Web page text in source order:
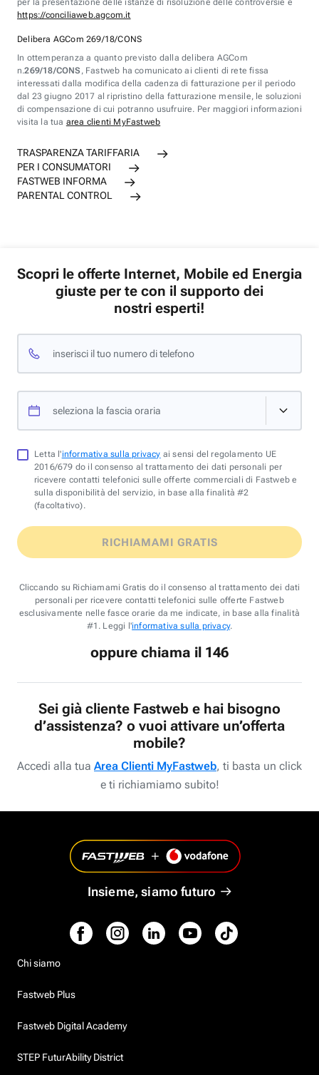
per la presentazione delle istanze di risoluzione delle controversie è
https://conciliaweb.agcom.it
Delibera AGCom 269/18/CONS
In ottemperanza a quanto previsto dalla delibera AGCom
n.269/18/CONS , Fastweb ha comunicato ai clienti di rete fissa
interessati dalla modifica della cadenza di fatturazione per il periodo
dal 23 giugno 2017 al ripristino della fatturazione mensile, le soluzioni
di compensazione di cui potranno usufruire. Per maggiori informazioni
visita la tua area clienti MyFastweb
TRASPARENZA TARIFFARIA
PER I CONSUMATORI
FASTWEB INFORMA
PARENTAL CONTROL
Scopri le offerte Internet, Mobile ed Energia
giuste per te con il supporto dei
nostri esperti!
inserisci il tuo numero di telefono
seleziona la fascia oraria
Letta l'informativa sulla privacy ai sensi del regolamento UE
2016/679 do il consenso al trattamento dei dati personali per
ricevere contatti telefonici sulle offerte commerciali di Fastweb e
sulla disponibilità del servizio, in base alla finalità #2
(facoltativo).
RICHIAMAMI GRATIS
Cliccando su Richiamami Gratis do il consenso al trattamento dei dati
personali per ricevere contatti telefonici sulle offerte Fastweb
esclusivamente nelle fasce orarie da me indicate, in base alla finalità
#1. Leggi l'informativa sulla privacy.
oppure chiama il 146
Sei già cliente Fastweb e hai bisogno
d’assistenza? o vuoi attivare un’offerta
mobile?
Accedi alla tua Area Clienti MyFastweb, ti basta un click
e ti richiamiamo subito!
Insieme, siamo futuro
Chi siamo
Fastweb Plus
Fastweb Digital Academy
STEP FuturAbility District